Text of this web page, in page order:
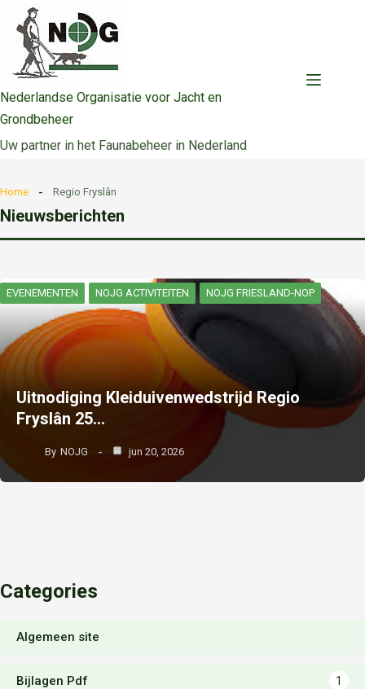
naar
inhoud
Nederlandse Organisatie voor Jacht en
Grondbeheer
Uw partner in het Faunabeheer in Nederland
Home Regio Fryslân
Nieuwsberichten
EVENEMENTEN NOJG ACTIVITEITEN NOJG FRIESLAND-NOP
Uitnodiging Kleiduivenwedstrijd Regio
Fryslân 25…
By NOJG jun 20, 2026
Categories
Algemeen site
Bijlagen Pdf 1